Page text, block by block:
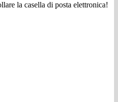
la casella di posta elettronica!